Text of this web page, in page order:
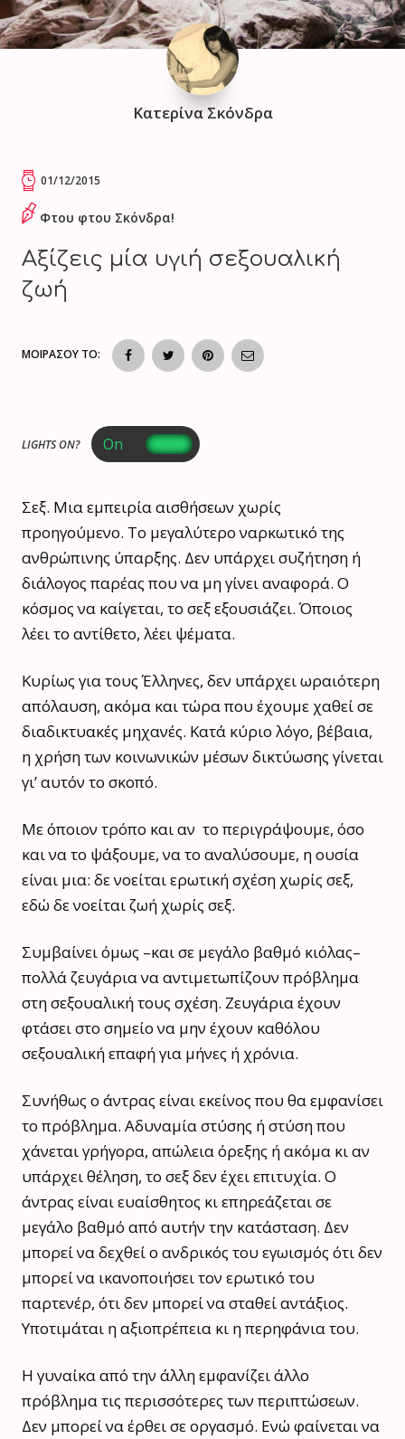
Κατερίνα Σκόνδρα
01/12/2015
Φτου φτου Σκόνδρα!
Αξίζεις μία υγιή σεξουαλική
ζωή
ΜΟΙΡΑΣΟΥ ΤΟ:
LIGHTS ON?
Σεξ. Μια εμπειρία αισθήσεων χωρίς
προηγούμενο. Το μεγαλύτερο ναρκωτικό της
ανθρώπινης ύπαρξης. Δεν υπάρχει συζήτηση ή
διάλογος παρέας που να μη γίνει αναφορά. Ο
κόσμος να καίγεται, το σεξ εξουσιάζει. Όποιος
λέει το αντίθετο, λέει ψέματα.
Κυρίως για τους Έλληνες, δεν υπάρχει ωραιότερη
απόλαυση, ακόμα και τώρα που έχουμε χαθεί σε
διαδικτυακές μηχανές. Κατά κύριο λόγο, βέβαια,
η χρήση των κοινωνικών μέσων δικτύωσης γίνεται
γι’ αυτόν το σκοπό.
Με όποιον τρόπο και αν το περιγράψουμε, όσο
και να το ψάξουμε, να το αναλύσουμε, η ουσία
είναι μια: δε νοείται ερωτική σχέση χωρίς σεξ,
εδώ δε νοείται ζωή χωρίς σεξ.
Συμβαίνει όμως –και σε μεγάλο βαθμό κιόλας–
πολλά ζευγάρια να αντιμετωπίζουν πρόβλημα
στη σεξουαλική τους σχέση. Ζευγάρια έχουν
φτάσει στο σημείο να μην έχουν καθόλου
σεξουαλική επαφή για μήνες ή χρόνια.
Συνήθως ο άντρας είναι εκείνος που θα εμφανίσει
το πρόβλημα. Αδυναμία στύσης ή στύση που
χάνεται γρήγορα, απώλεια όρεξης ή ακόμα κι αν
υπάρχει θέληση, το σεξ δεν έχει επιτυχία. Ο
άντρας είναι ευαίσθητος κι επηρεάζεται σε
μεγάλο βαθμό από αυτήν την κατάσταση. Δεν
μπορεί να δεχθεί ο ανδρικός του εγωισμός ότι δεν
μπορεί να ικανοποιήσει τον ερωτικό του
παρτενέρ, ότι δεν μπορεί να σταθεί αντάξιος.
Υποτιμάται η αξιοπρέπεια κι η περηφάνια του.
Η γυναίκα από την άλλη εμφανίζει άλλο
πρόβλημα τις περισσότερες των περιπτώσεων.
Δεν μπορεί να έρθει σε οργασμό. Ενώ φαίνεται να